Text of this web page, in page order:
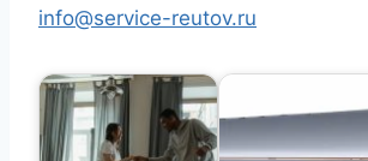
info@service-reutov.ru